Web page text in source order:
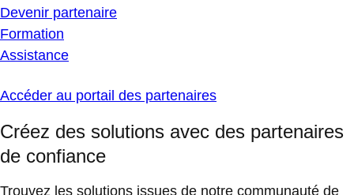
Devenir partenaire
Formation
Assistance
Accéder au portail des partenaires
Créez des solutions avec des partenaires
de confiance
Trouvez les solutions issues de notre communauté de